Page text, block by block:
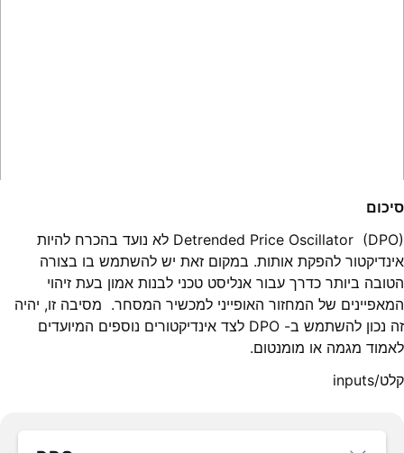
סיכום
Detrended Price Oscillator (DPO) לא נועד בהכרח להיות
אינדיקטור להפקת אותות. במקום זאת יש להשתמש בו בצורה
הטובה ביותר כדרך עבור אנליסט טכני לבנות אמון בעת זיהוי
המאפיינים של המחזור האופייני למכשיר המסחר. מסיבה זו, יהיה
זה נכון להשתמש ב- DPO לצד אינדיקטורים נוספים המיועדים
לאמוד מגמה או מומנטום.
קלט/inputs